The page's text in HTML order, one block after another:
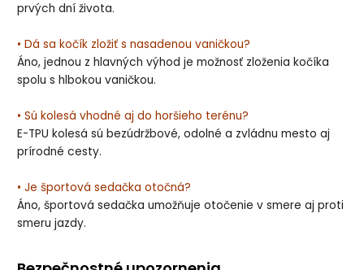
prvých dní života.
• Dá sa kočík zložiť s nasadenou vaničkou?
Áno, jednou z hlavných výhod je možnosť zloženia kočíka
spolu s hlbokou vaničkou.
• Sú kolesá vhodné aj do horšieho terénu?
E-TPU kolesá sú bezúdržbové, odolné a zvládnu mesto aj
prírodné cesty.
• Je športová sedačka otočná?
Áno, športová sedačka umožňuje otočenie v smere aj proti
smeru jazdy.